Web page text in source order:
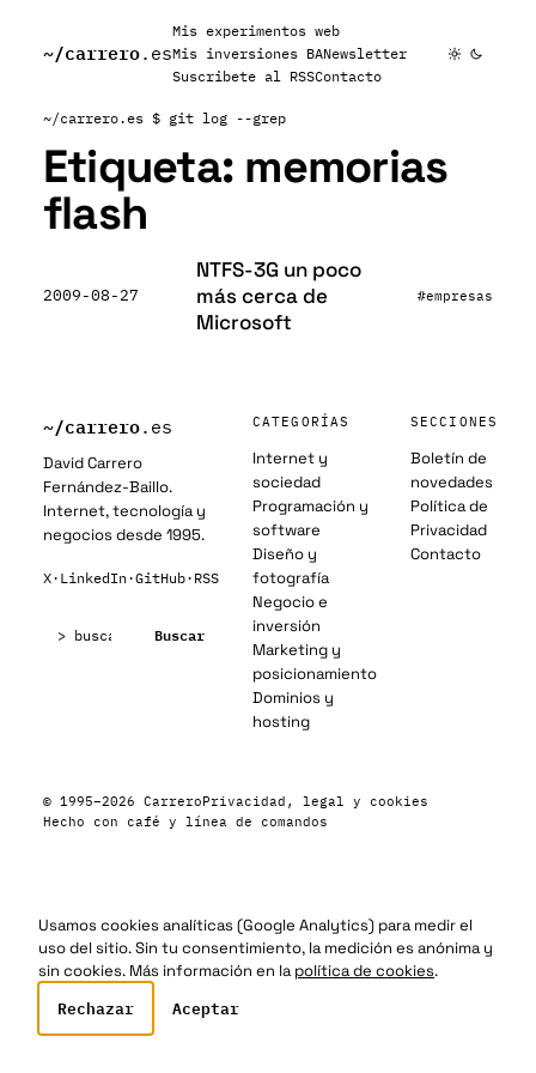
~/carrero.es
Mis experimentos web
Mis inversiones BANewsletter
Suscribete al RSSContacto
~/carrero.es $ git log --grep
Etiqueta: memorias
flash
2009-08-27
NTFS-3G un poco
más cerca de
Microsoft
#empresas
~/carrero.es
David Carrero
Fernández-Baillo.
Internet, tecnología y
negocios desde 1995.
X· LinkedIn·GitHub· RSS
Buscar
CATEGORÍAS
Internet y
sociedad
Programación y
software
Diseño y
fotografía
Negocio e
inversión
Marketing y
posicionamiento
Dominios y
hosting
SECCIONES
Boletín de
novedades
Política de
Privacidad
Contacto
© 1995–2026 CarreroPrivacidad, legal y cookies
Hecho con café y línea de comandos
Usamos cookies analíticas (Google Analytics) para medir el
uso del sitio. Sin tu consentimiento, la medición es anónima y
sin cookies. Más información en lapolítica de cookies.
Rechazar Aceptar